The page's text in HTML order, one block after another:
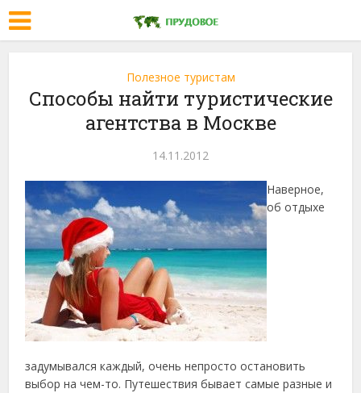
Полезное туристам
Способы найти туристические
агентства в Москве
14.11.2012
Наверное,
об отдыхе
задумывался каждый, очень непросто остановить
выбор на чем-то. Путешествия бывает самые разные и